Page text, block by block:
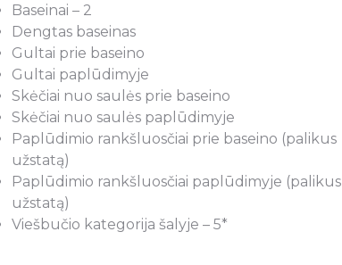
Baseinai – 2
Dengtas baseinas
Gultai prie baseino
Gultai paplūdimyje
Skėčiai nuo saulės prie baseino
Skėčiai nuo saulės paplūdimyje
Paplūdimio rankšluosčiai prie baseino (palikus
užstatą)
Paplūdimio rankšluosčiai paplūdimyje (palikus
užstatą)
Viešbučio kategorija šalyje – 5*
tikru
Laurą
m.
Keliavome su šeima į Egiptą.
apsižiūrėję keliones savarankiškai.
susisiekus su Express travel
vadove Laura, supratome, kad 4
žvaigždutės Egipte dar nieko
patarė vykti į Royal Albatros
Nuvykę į kelionę, tikrai
kainos ir kokybės santykiu. Laura
suorganizavo ( užsakė kelionę,
automobilio stovėjimo parkingą